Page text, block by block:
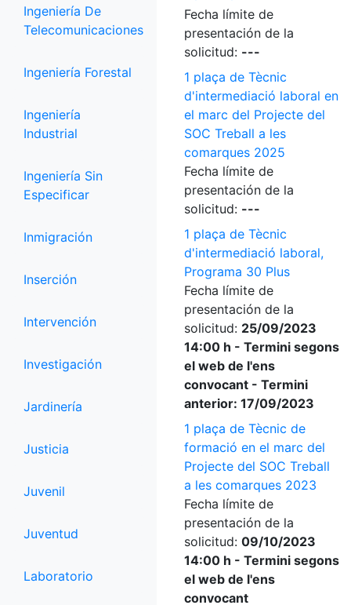
Ingeniería De
Telecomunicaciones
Ingeniería Forestal
Ingeniería
Industrial
Ingeniería Sin
Especificar
Inmigración
Inserción
Intervención
Investigación
Jardinería
Justicia
Juvenil
Juventud
Laboratorio
Fecha límite de
presentación de la
solicitud: ---
1 plaça de Tècnic
d'intermediació laboral en
el marc del Projecte del
SOC Treball a les
comarques 2025
Fecha límite de
presentación de la
solicitud: ---
1 plaça de Tècnic
d'intermediació laboral,
Programa 30 Plus
Fecha límite de
presentación de la
solicitud: 25/09/2023
14:00 h - Termini segons
el web de l'ens
convocant - Termini
anterior: 17/09/2023
1 plaça de Tècnic de
formació en el marc del
Projecte del SOC Treball
a les comarques 2023
Fecha límite de
presentación de la
solicitud: 09/10/2023
14:00 h - Termini segons
el web de l'ens
convocant